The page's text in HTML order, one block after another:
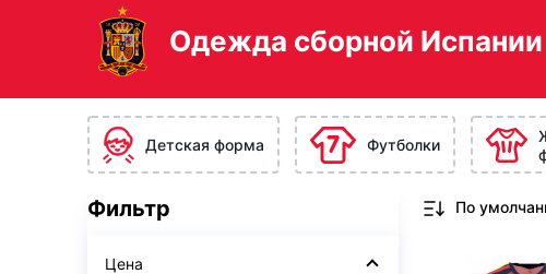
Одежда сборной Испании
Детская форма Футболки
Фильтр
Цена